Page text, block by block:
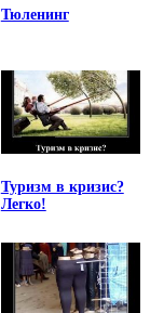
Тюленинг
Туризм в кризис?
Легко!